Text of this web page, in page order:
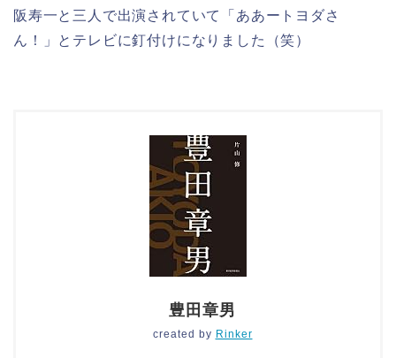
阪寿一と三人で出演されていて「ああートヨダさ
ん！」とテレビに釘付けになりました（笑）
豊田章男
created by Rinker